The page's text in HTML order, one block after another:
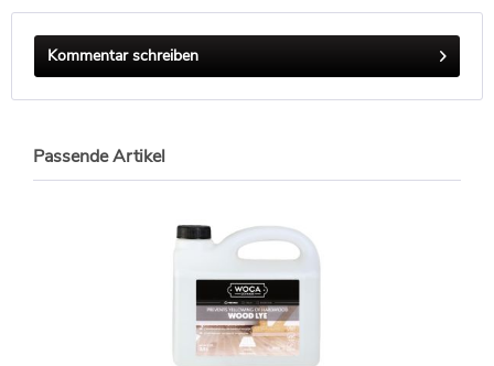
Kommentar schreiben
Passende Artikel